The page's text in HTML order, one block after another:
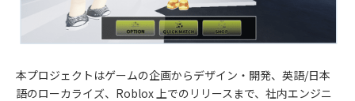
本プロジェクトはゲームの企画からデザイン・開発、英語/日本
語のローカライズ、Roblox 上でのリリースまで、社内エンジニ